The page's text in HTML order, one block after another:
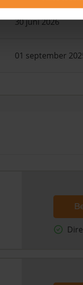
30 juni 2026
01 september